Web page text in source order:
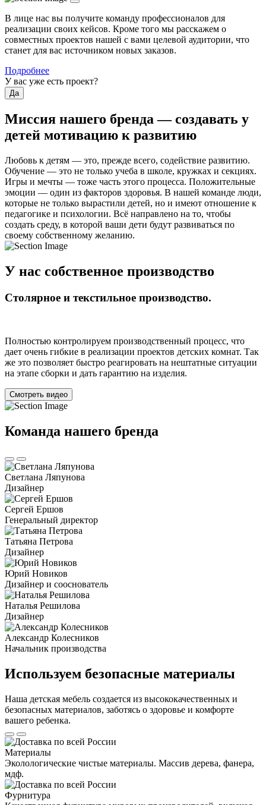
В лице нас вы получите команду профессионалов для
реализации своих кейсов. Кроме того мы расскажем о
совместных проектов нашей с вами целевой аудитории, что
станет для вас источником новых заказов.
Подробнее
У вас уже есть проект?
Да
Миссия нашего бренда — создавать у
детей мотивацию к развитию
Любовь к детям — это, прежде всего, содействие развитию.
Обучение — это не только учеба в школе, кружках и секциях.
Игры и мечты — тоже часть этого процесса. Положительные
эмоции — один из факторов здоровья. В нашей команде люди,
которые не только вырастили детей, но и имеют отношение к
педагогике и психологии. Всё направлено на то, чтобы
создать среду, в которой ваши дети будут развиваться по
своему собственному желанию.
У нас собственное производство
Столярное и текстильное производство.
Полностью контролируем производственный процесс, что
дает очень гибкие в реализации проектов детских комнат. Так
же это позволяет быстро реагировать на нештатные ситуации
на этапе сборки и дать гарантию на изделия.
Смотреть видео
Команда нашего бренда
Светлана Ляпунова
Дизайнер
Сергей Ершов
Генеральный директор
Татьяна Петрова
Дизайнер
Юрий Новиков
Дизайнер и сооснователь
Наталья Решилова
Дизайнер
Александр Колесников
Начальник производства
Используем безопасные материалы
Наша детская мебель создается из высококачественных и
безопасных материалов, заботясь о здоровье и комфорте
вашего ребенка.
Материалы
Эколологические чистые материалы. Массив дерева, фанера,
мдф.
Фурнитура